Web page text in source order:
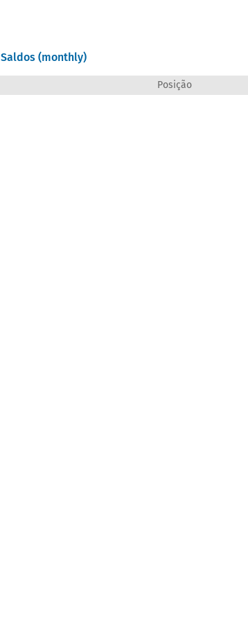
Saldos (monthly)
Posição